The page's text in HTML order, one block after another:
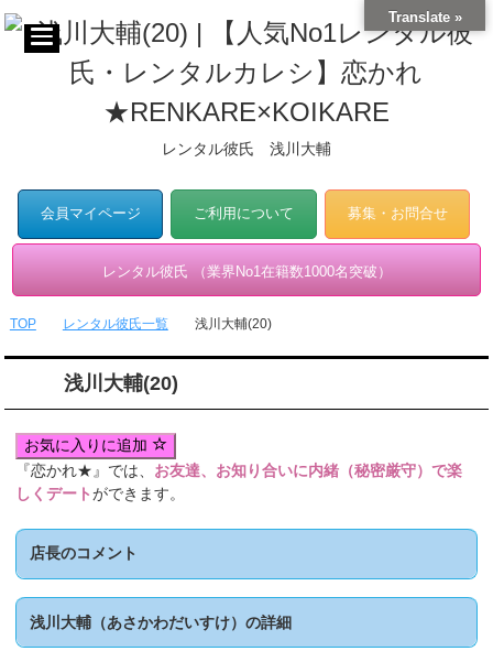
レンタル彼氏 浅川大輔
会員マイページ ご利用について 募集・お問合せ
レンタル彼氏 （業界No1在籍数1000名突破）
TOP レンタル彼氏一覧 浅川大輔(20)
浅川大輔(20)
お気に入りに追加
『恋かれ★』では、 お友達、お知り合いに内緒（秘密厳守）で楽
しくデートができます。
店長のコメント
浅川大輔（あさかわだいすけ）の詳細
Translate »